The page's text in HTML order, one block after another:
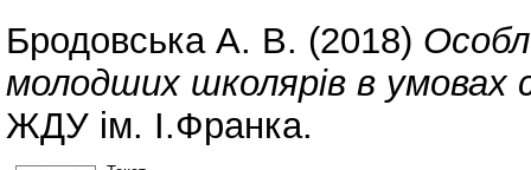
Бродовська А. В. (2018)
молодших школярів в умовах
ЖДУ ім. І.Франка.